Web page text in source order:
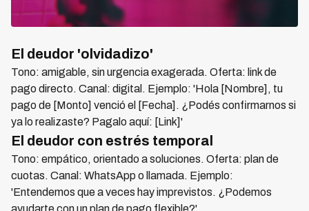
El deudor 'olvidadizo'
Tono: amigable, sin urgencia exagerada. Oferta: link de
pago directo. Canal: digital. Ejemplo: 'Hola [Nombre], tu
pago de [Monto] venció el [Fecha]. ¿Podés confirmarnos si
ya lo realizaste? Pagalo aquí: [Link]'
El deudor con estrés temporal
Tono: empático, orientado a soluciones. Oferta: plan de
cuotas. Canal: WhatsApp o llamada. Ejemplo:
'Entendemos que a veces hay imprevistos. ¿Podemos
ayudarte con un plan de pago flexible?'